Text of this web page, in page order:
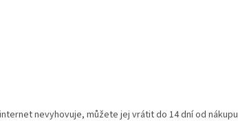
nevyhovuje, můžete jej vrátit do 14 dní od nákupu